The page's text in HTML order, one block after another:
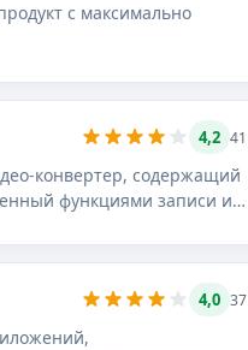
с максимально
4,2 41
конвертер, содержащий
функциями записи и
4,0 37